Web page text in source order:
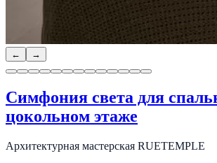
← →
Симфония света для
цокольном этаже
Архитектурная мастерская RUETEMPLE